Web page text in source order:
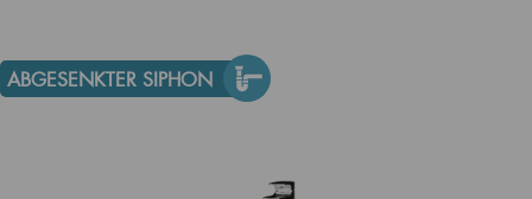
ABGESENKTER SIPHON